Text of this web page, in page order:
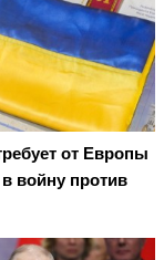
от Европы
в войну против